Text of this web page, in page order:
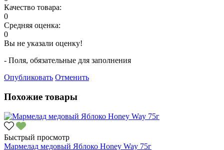
Качество товара:
0
Средняя оценка:
0
Вы не указали оценку!
- Поля, обязательные для заполнения
Опубликовать Отменить
Похожие товары
Быстрый просмотр
Мармелад медовый Яблоко Honey Way 75г